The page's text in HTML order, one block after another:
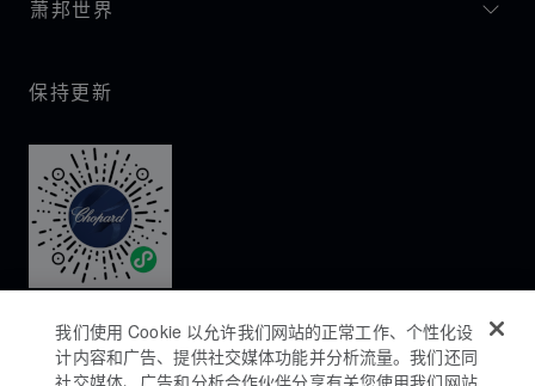
萧邦世界
保持更新
我们使用 Cookie 以允许我们网站的正常工作、个性化设
计内容和广告、提供社交媒体功能并分析流量。我们还同
社交媒体、广告和分析合作伙伴分享有关您使用我们网站